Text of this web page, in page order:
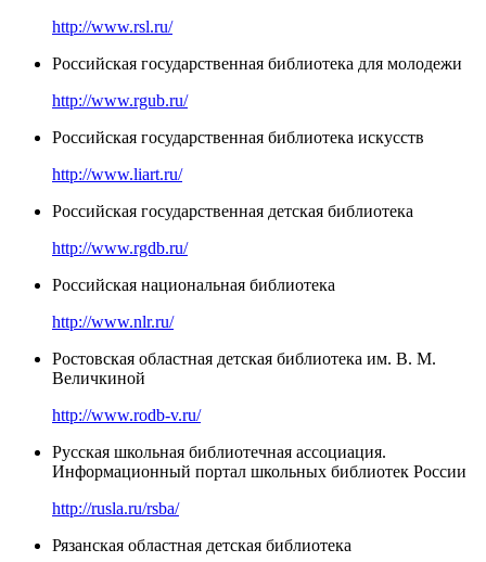
http://www.rsl.ru/
Российская государственная библиотека для молодежи
http://www.rgub.ru/
Российская государственная библиотека искусств
http://www.liart.ru/
Российская государственная детская библиотека
http://www.rgdb.ru/
Российская национальная библиотека
http://www.nlr.ru/
Ростовская областная детская библиотека им. В. М.
Величкиной
http://www.rodb-v.ru/
Русская школьная библиотечная ассоциация.
Информационный портал школьных библиотек России
http://rusla.ru/rsba/
Рязанская областная детская библиотека